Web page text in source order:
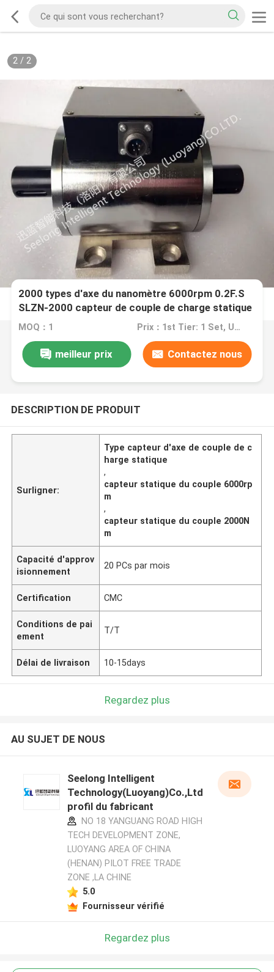
2/ 2
2000 types d'axe du nanomètre 6000rpm 0.2F.S
SLZN-2000 capteur de couple de charge statique
pour l'essai
MOQ：1 Prix：1st Tier: 1 Set, Unit Price USD 3.00 2nd Tier: 2-5 Sets, Unit Price USD 2.00 3rd Tier: Over 5 Sets, Unit Price USD 1.00
meilleur prix Contactez nous
DESCRIPTION DE PRODUIT
Surligner:
Type capteur d'axe de couple de c
harge statique
,
capteur statique du couple 6000rp
m
,
capteur statique du couple 2000N
m
Capacité d'approv
isionnement
20 PCs par mois
Certification CMC
Conditions de pai
ement
T/T
Délai de livraison 10-15days
Regardez plus
AU SUJET DE NOUS
Seelong Intelligent
Technology(Luoyang)Co.,Ltd
profil du fabricant
NO 18 YANGUANG ROAD HIGH
TECH DEVELOPMENT ZONE,
LUOYANG AREA OF CHINA
(HENAN) PILOT FREE TRADE
ZONE ,LA CHINE
5.0
Fournisseur vérifié
Regardez plus